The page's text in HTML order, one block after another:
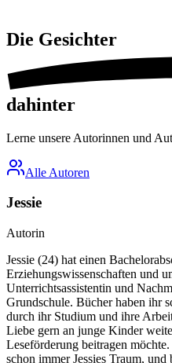
Die Gesichter
dahinter
Lerne unsere Autorinnen und
Alle Autoren
Jessie
Autorin
Jessie (24) hat einen
Erziehungswissenschaften und
Unterrichtsassistentin und
Grundschule. Bücher haben ihr
durch ihr Studium und ihre
Liebe gern an junge Kinder
Leseförderung beitragen
schon immer Jessies Traum,